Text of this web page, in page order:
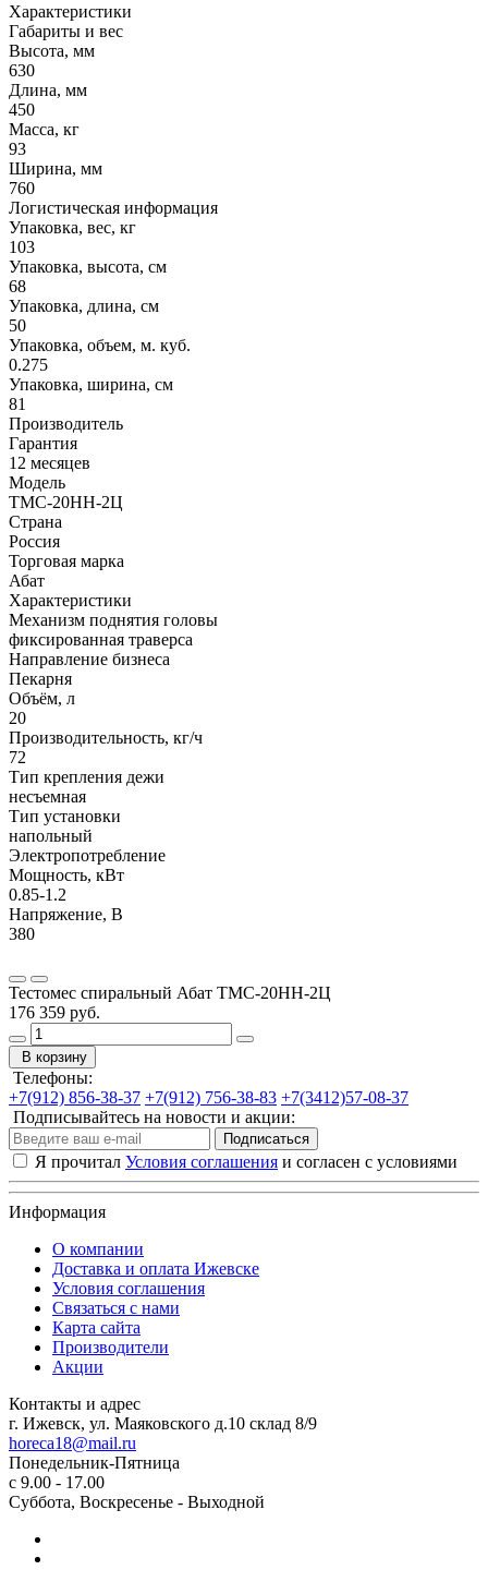
Характеристики
Габариты и вес
Высота, мм
630
Длина, мм
450
Масса, кг
93
Ширина, мм
760
Логистическая информация
Упаковка, вес, кг
103
Упаковка, высота, см
68
Упаковка, длина, см
50
Упаковка, объем, м. куб.
0.275
Упаковка, ширина, см
81
Производитель
Гарантия
12 месяцев
Модель
ТМС-20НН-2Ц
Страна
Россия
Торговая марка
Абат
Характеристики
Механизм поднятия головы
фиксированная траверса
Направление бизнеса
Пекарня
Объём, л
20
Производительность, кг/ч
72
Тип крепления дежи
несъемная
Тип установки
напольный
Электропотребление
Мощность, кВт
0.85-1.2
Напряжение, В
380
Тестомес спиральный Абат ТМС-20НН-2Ц
176 359 руб.
В корзину
Телефоны:
+7(912) 856-38-37 +7(912) 756-38-83 +7(3412)57-08-37
Подписывайтесь на новости и акции:
Подписаться
Я прочитал Условия соглашения и согласен с условиями
Информация
О компании
Доставка и оплата Ижевске
Условия соглашения
Связаться с нами
Карта сайта
Производители
Акции
Контакты и адрес
г. Ижевск, ул. Маяковского д.10 склад 8/9
horeca18@mail.ru
Понедельник-Пятница
с 9.00 - 17.00
Суббота, Воскресенье - Выходной